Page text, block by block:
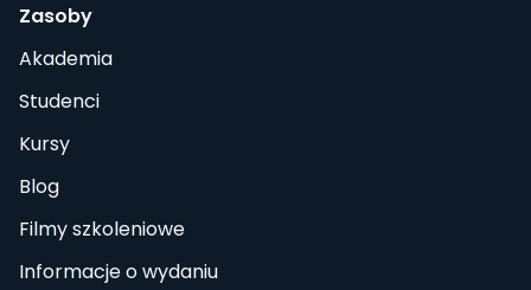
Zasoby
Akademia
Studenci
Kursy
Blog
Filmy szkoleniowe
Informacje o wydaniu